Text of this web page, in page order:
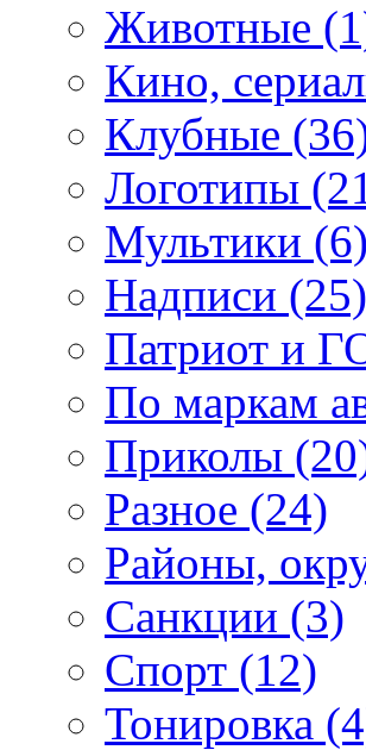
Животные
Кино,
Клубные
Логотипы
Мультики (6)
Надписи (25)
Патриот и
По маркам
Приколы
Разное (24)
Районы,
Санкции (3)
Спорт (12)
Тонировка